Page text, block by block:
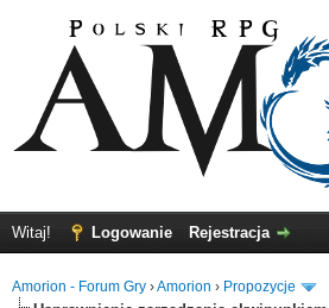
Witaj! Logowanie Rejestracja
Amorion - Forum Gry ›Amorion › Propozycje